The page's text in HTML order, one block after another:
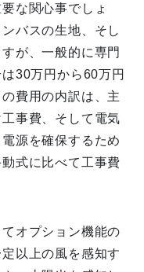
な関心事でしょ
バスの生地、そし
が、一般的に専門
30万円から60万円
費用の内訳は、主
事費、そして電気
源を確保するため
式に比べて工事費
オプション機能の
以上の風を感知す